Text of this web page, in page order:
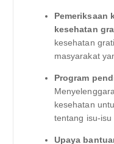
Pemeriksaan
kesehatan
kesehatan
masyarakat
Program
kesehatan
tentang isu-
Upaya